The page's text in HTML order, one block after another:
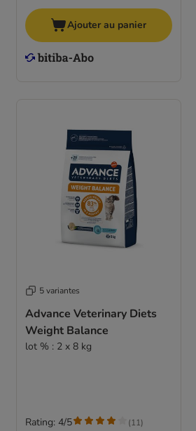
Ajouter au panier
5 variantes
Advance Veterinary Diets
Weight Balance
lot % : 2 x 8 kg
Rating: 4/5 (11)